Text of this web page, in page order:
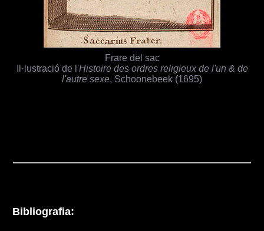
Frare del sac
Il·lustració de l'Histoire des ordres religieux de l'un & de
l'autre sexe, Schoonebeek (1695)
Bibliografia: